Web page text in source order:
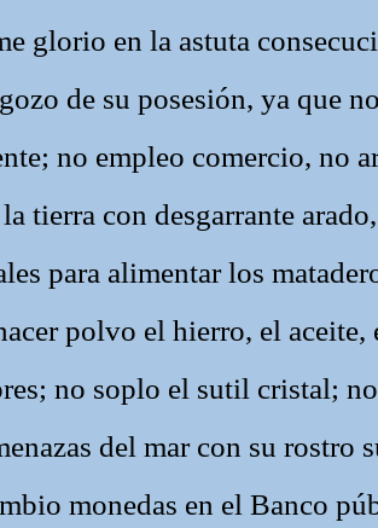
glorio en la astuta
de su posesión, ya que
no empleo comercio, no
tierra con desgarrante
para alimentar los
polvo el hierro, el aceite,
no soplo el sutil cristal;
del mar con su rostro
monedas en el Banco